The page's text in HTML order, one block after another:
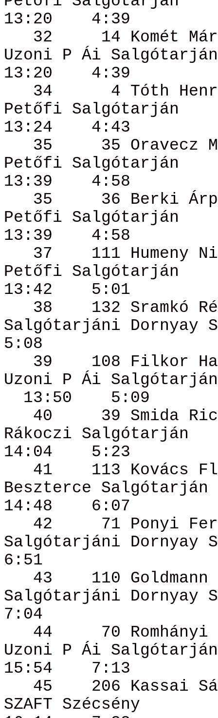
13:20
4:39
32
14 Komét
Uzoni P Ái Salgótarján
13:20
4:39
34
4 Tóth
Petőfi Salgótarján
13:24
4:43
35
35 Oravecz
Petőfi Salgótarján
13:39
4:58
35
36 Berki
Petőfi Salgótarján
13:39
4:58
37
111 Humeny
Petőfi Salgótarján
13:42
5:01
38
132 Sramkó
Salgótarjáni Dornyay
5:08
39
108 Filkor
Uzoni P Ái Salgótarján
13:50
5:09
40
39 Smida
Rákoczi Salgótarján
14:04
5:23
41
113 Kovács
Beszterce Salgótarján
14:48
6:07
42
71 Ponyi
Salgótarjáni Dornyay
6:51
43
110 Goldmann
Salgótarjáni Dornyay
7:04
44
70 Romhányi
Uzoni P Ái Salgótarján
15:54
7:13
45
206 Kassai
SZAFT Szécsény